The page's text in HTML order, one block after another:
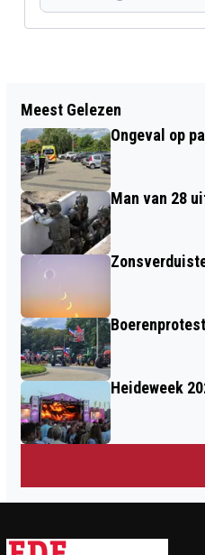
WOLVENFAMILIE
VELUWE
Meest Gelezen
Ongeval op
Man van 28
Heideweek